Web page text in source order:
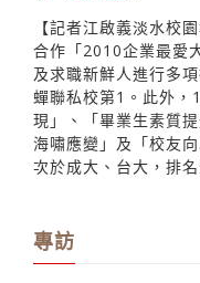
【記者江啟義淡水校
合作「2010企業最愛
及求職新鮮人進行多
蟬聯私校第1。此外，
現」、「畢業生素質
海嘯應變」及「校友
次於成大、台大，排
專訪